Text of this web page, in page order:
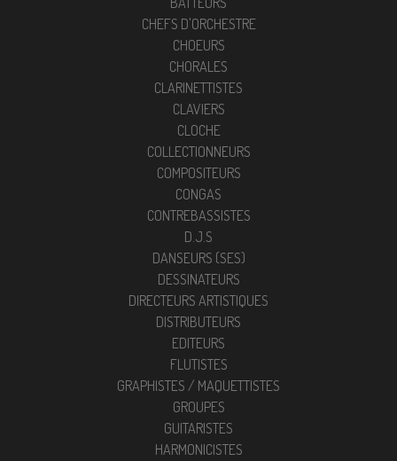
CHEFS D'ORCHESTRE
CHOEURS
CHORALES
CLARINETTISTES
CLAVIERS
CLOCHE
COLLECTIONNEURS
COMPOSITEURS
CONGAS
CONTREBASSISTES
D.J.S
DANSEURS (SES)
DESSINATEURS
DIRECTEURS ARTISTIQUES
DISTRIBUTEURS
EDITEURS
FLUTISTES
GRAPHISTES / MAQUETTISTES
GROUPES
GUITARISTES
HARMONICISTES